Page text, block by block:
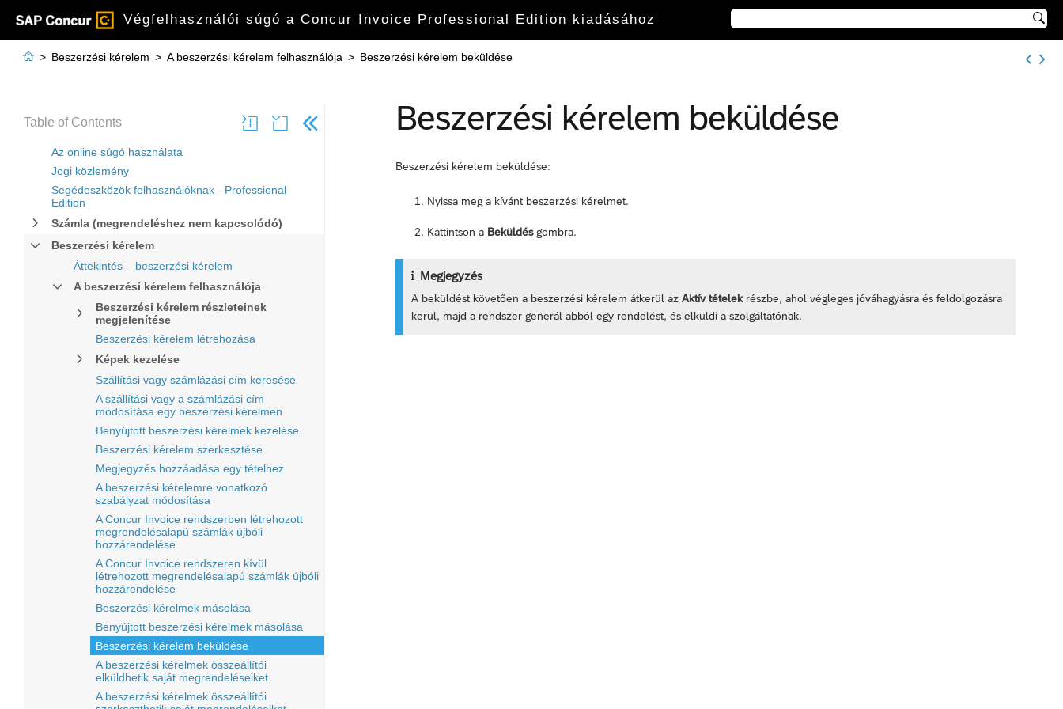
Végfelhasználói súgó a Concur Invoice Professional Edition kiadásához 
Table of Contents
Az online súgó használata
Jogi közlemény
Segédeszközök felhasználóknak - Professional
Edition
Számla (megrendeléshez nem kapcsolódó)
Beszerzési kérelem
Áttekintés ‒ beszerzési kérelem
A beszerzési kérelem felhasználója
Beszerzési kérelem részleteinek
megjelenítése
Beszerzési kérelem létrehozása
Képek kezelése
Szállítási vagy számlázási cím keresése
A szállítási vagy a számlázási cím
módosítása egy beszerzési kérelmen
Benyújtott beszerzési kérelmek kezelése
Beszerzési kérelem szerkesztése
Megjegyzés hozzáadása egy tételhez
A beszerzési kérelemre vonatkozó
szabályzat módosítása
A Concur Invoice rendszerben létrehozott
megrendelésalapú számlák újbóli
hozzárendelése
A Concur Invoice rendszeren kívül
létrehozott megrendelésalapú számlák újbóli
hozzárendelése
Beszerzési kérelmek másolása
Benyújtott beszerzési kérelmek másolása
Beszerzési kérelem beküldése
A beszerzési kérelmek összeállítói
elküldhetik saját megrendeléseiket
A beszerzési kérelmek összeállítói
 > Beszerzési kérelem > A beszerzési kérelem felhasználója > Beszerzési kérelem beküldése
Beszerzési kérelem beküldése
Beszerzési kérelem beküldése:
Nyissa meg a kívánt beszerzési kérelmet.
Kattintson a Beküldésgombra.
Megjegyzés
A beküldést követően a beszerzési kérelem átkerül azAktív tételekrészbe, ahol végleges jóváhagyásra és feldolgozásra
kerül, majd a rendszer generál abból egy rendelést, és elküldi a szolgáltatónak.